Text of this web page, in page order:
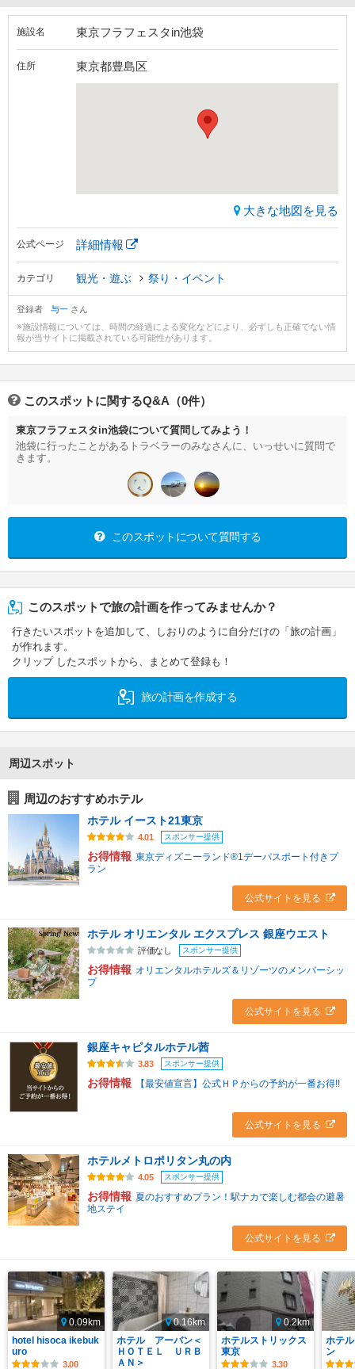
施設名 東京フラフェスタin池袋
住所 東京都豊島区
大きな地図を見る
公式ページ 詳細情報
カテゴリ 観光・遊ぶ 祭り・イベント
登録者 与一 さん
※施設情報については、時間の経過による変化などにより、必ずしも正確でない情
報が当サイトに掲載されている可能性があります。
このスポットに関するQ&A（0件）
東京フラフェスタin池袋について質問してみよう！
池袋に行ったことがあるトラベラーのみなさんに、いっせいに質問で
きます。
このスポットについて質問する
このスポットで旅の計画を作ってみませんか？
行きたいスポットを追加して、しおりのように自分だけの「旅の計画」
が作れます。
クリップ したスポットから、まとめて登録も！
旅の計画を作成する
周辺スポット
周辺のおすすめホテル
ホテル イースト21東京
4.01 スポンサー提供
お得情報 東京ディズニーランド®1デーパスポート付きプ
ラン
公式サイトを見る
ホテル オリエンタル エクスプレス 銀座ウエスト
評価なし スポンサー提供
お得情報 オリエンタルホテルズ＆リゾーツのメンバーシッ
プ
公式サイトを見る
銀座キャピタルホテル茜
3.83 スポンサー提供
お得情報 【最安値宣言】公式ＨＰからの予約が一番お得!!
公式サイトを見る
ホテルメトロポリタン丸の内
4.05 スポンサー提供
お得情報 夏のおすすめプラン！駅ナカで楽しむ都会の避暑
地ステイ
公式サイトを見る
0.09km
hotel hisoca ikebuk
uro
3.00
0.16km
ホテル アーバン＜
ＨＯＴＥＬ ＵＲＢ
ＡＮ＞
0.2km
ホテルストリックス
東京
3.30
ホテ
ン